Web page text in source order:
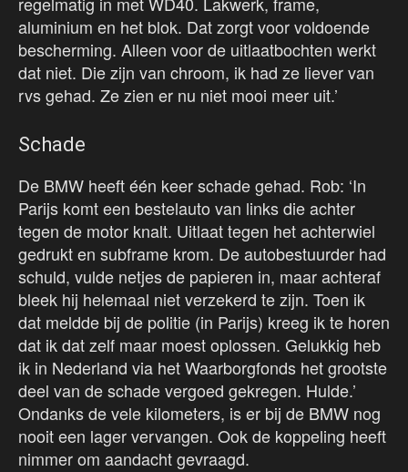
aluminium en het blok. Dat zorgt voor voldoende
bescherming. Alleen voor de uitlaatbochten werkt
dat niet. Die zijn van chroom, ik had ze liever van
rvs gehad. Ze zien er nu niet mooi meer uit.’
Schade
De BMW heeft één keer schade gehad. Rob: ‘In
Parijs komt een bestelauto van links die achter
tegen de motor knalt. Uitlaat tegen het achterwiel
gedrukt en subframe krom. De autobestuurder had
schuld, vulde netjes de papieren in, maar achteraf
bleek hij helemaal niet verzekerd te zijn. Toen ik
dat meldde bij de politie (in Parijs) kreeg ik te horen
dat ik dat zelf maar moest oplossen. Gelukkig heb
ik in Nederland via het Waarborgfonds het grootste
deel van de schade vergoed gekregen. Hulde.’
Ondanks de vele kilometers, is er bij de BMW nog
nooit een lager vervangen. Ook de koppeling heeft
nimmer om aandacht gevraagd.